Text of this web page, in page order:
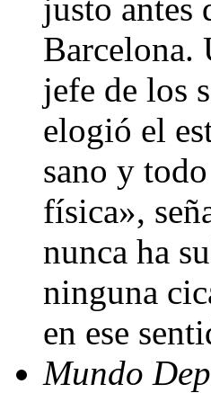
justo antes
Barcelona.
jefe de los
elogió el
sano y
física»,
nunca ha
ninguna
en ese
Mundo